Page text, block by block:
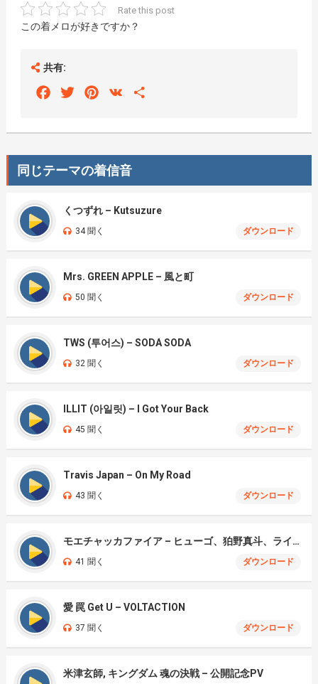
Rate this post
この着メロが好きですか？
共有:
FacebookTwitterPinterest
VK
同じテーマの着信音
くつずれ – Kutsuzure
34 聞く ダウンロード
Mrs. GREEN APPLE – 風と町
50 聞く ダウンロード
TWS (투어스) – SODA SODA
32 聞く ダウンロード
ILLIT (아일릿) – I Got Your Back
45 聞く ダウンロード
Travis Japan – On My Road
43 聞く ダウンロード
モエチャッカファイア – ヒューゴ、狛野真斗、ライト、セヴェリアン (Cover )
41 聞く ダウンロード
愛 罠 Get U – VOLTACTION
37 聞く ダウンロード
米津玄師, キングダム 魂の決戦 – 公開記念PV